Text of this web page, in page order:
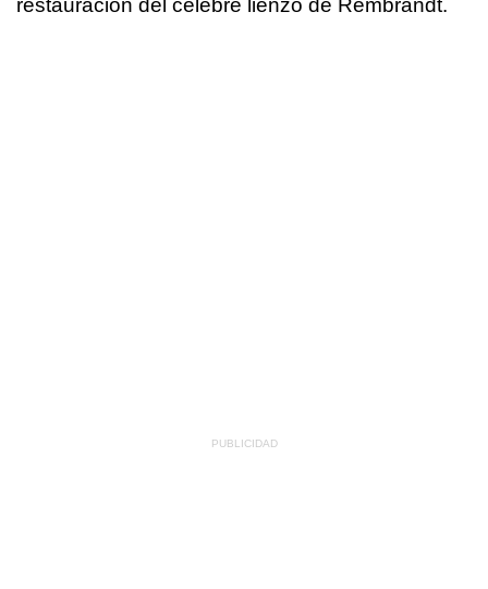
restauración del célebre lienzo de Rembrandt.